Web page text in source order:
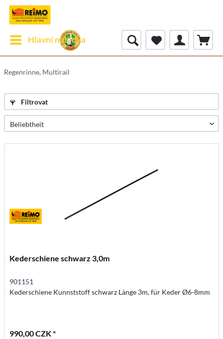
Hlavní nabídka
Regenrinne, Multirail
Filtrovat
Kederschiene schwarz 3,0m
901151
Kederschiene Kunnststoff schwarz Länge 3m, für Keder Ø6-8mm
990,00 CZK *